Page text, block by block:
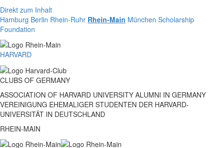
Direkt zum Inhalt
Hamburg Berlin Rhein-Ruhr Rhein-Main München Scholarship
Foundation
HARVARD
CLUBS OF GERMANY
ASSOCIATION OF HARVARD UNIVERSITY ALUMNI IN GERMANY
VEREINIGUNG EHEMALIGER STUDENTEN DER HARVARD-
UNIVERSITÄT IN DEUTSCHLAND
RHEIN-MAIN